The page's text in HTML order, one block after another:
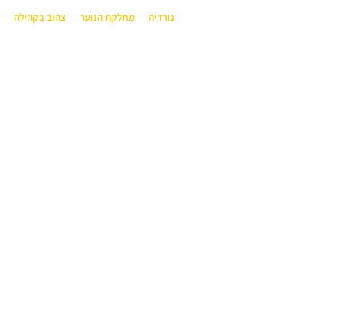
נורדיה מחלקת הנוער צהוב בקהילה